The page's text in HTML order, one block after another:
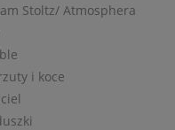
Stoltz/ Atmosphera
i koce